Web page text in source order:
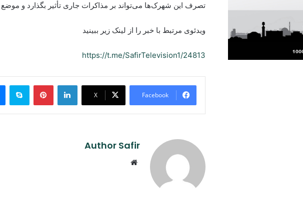
تصرف این شهرک‌ها می‌تواند بر مذاکرات جاری تأثیر بگذارد و
ویدئوی مرتبط با خبر را از لینک زیر ببینید
https://t.me/SafirTelevision1/24813
Facebook
X
LinkedIn
Pinterest
Author Safir